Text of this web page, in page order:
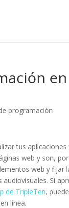
programación
tus
web y son,
web y
audiovisuales. Si
de TripleTen,
línea.